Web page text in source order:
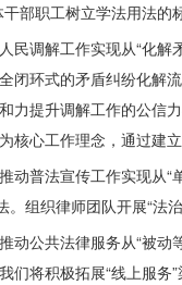
干部职工树立学法用法
民调解工作实现从“化解
闭环式的矛盾纠纷化解
力提升调解工作的公信
核心工作理念，通过建
动普法宣传工作实现从“
。组织律师团队开展“法
动公共法律服务从“被动
们将积极拓展“线上服